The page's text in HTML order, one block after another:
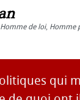
Homme de loi, Homme
qui